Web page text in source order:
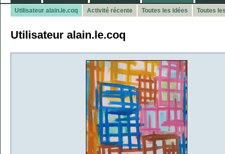
Utilisateur alain.le.coq Activité récente Toutes les idées Toutes
Utilisateur alain.le.coq